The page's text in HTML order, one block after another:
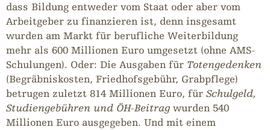
dass Bildung entweder vom Staat oder aber vom
Arbeitgeber zu finanzieren ist, denn insgesamt
wurden am Markt für berufliche Weiterbildung
mehr als 600 Millionen Euro umgesetzt (ohne AMS-
Schulungen). Oder: Die Ausgaben für Totengedenken
(Begräbniskosten, Friedhofsgebühr, Grabpflege)
betrugen zuletzt 814 Millionen Euro, für Schulgeld,
Studiengebühren und ÖH-Beitrag wurden 540
Millionen Euro ausgegeben. Und mit einem